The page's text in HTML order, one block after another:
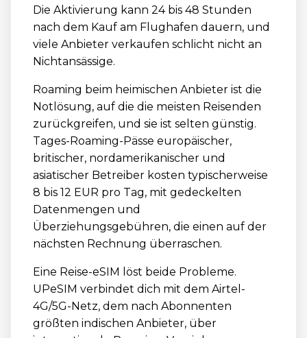
Die Aktivierung kann 24 bis 48 Stunden
nach dem Kauf am Flughafen dauern, und
viele Anbieter verkaufen schlicht nicht an
Nichtansässige.
Roaming beim heimischen Anbieter ist die
Notlösung, auf die die meisten Reisenden
zurückgreifen, und sie ist selten günstig.
Tages-Roaming-Pässe europäischer,
britischer, nordamerikanischer und
asiatischer Betreiber kosten typischerweise
8 bis 12 EUR pro Tag, mit gedeckelten
Datenmengen und
Überziehungsgebühren, die einen auf der
nächsten Rechnung überraschen.
Eine Reise-eSIM löst beide Probleme.
UPeSIM verbindet dich mit dem Airtel-
4G/5G-Netz, dem nach Abonnenten
größten indischen Anbieter, über